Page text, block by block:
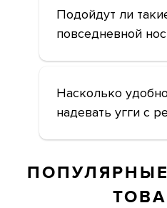
Подойдут ли
повседневной
Насколько
надевать угги с